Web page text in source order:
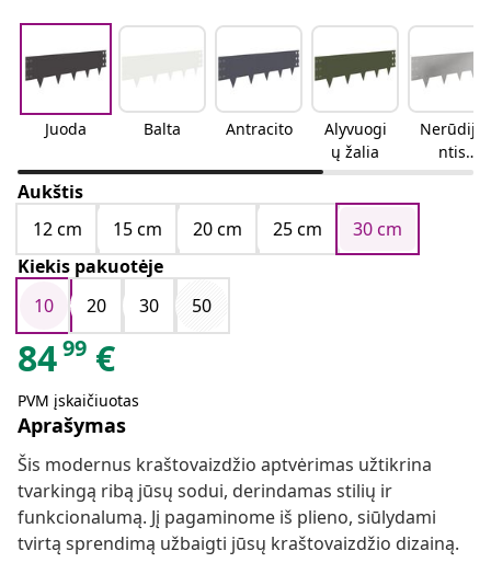
Juoda Balta Antracito
Alyvuogi
ų žalia
Nerūdija
ntis
plienas
Aukštis
12 cm
15 cm 20 cm 25 cm
30 cm
Kiekis pakuotėje
10
20 30 50
8499 €
PVM įskaičiuotas
Aprašymas
Šis modernus kraštovaizdžio aptvėrimas užtikrina
tvarkingą ribą jūsų sodui, derindamas stilių ir
funkcionalumą. Jį pagaminome iš plieno, siūlydami
tvirtą sprendimą užbaigti jūsų kraštovaizdžio dizainą.